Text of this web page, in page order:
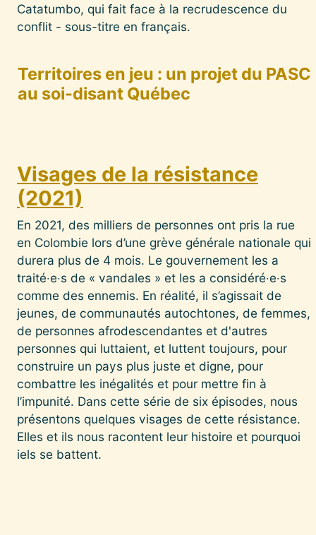
Catatumbo, qui fait face à la recrudescence du
conflit - sous-titre en français.
Territoires en jeu : un projet du PASC
au soi-disant Québec
Visages de la résistance
(2021)
En 2021, des milliers de personnes ont pris la rue
en Colombie lors d’une grève générale nationale qui
durera plus de 4 mois. Le gouvernement les a
traité‧e‧s de « vandales » et les a considéré‧e‧s
comme des ennemis. En réalité, il s’agissait de
jeunes, de communautés autochtones, de femmes,
de personnes afrodescendantes et d'autres
personnes qui luttaient, et luttent toujours, pour
construire un pays plus juste et digne, pour
combattre les inégalités et pour mettre fin à
l’impunité. Dans cette série de six épisodes, nous
présentons quelques visages de cette résistance.
Elles et ils nous racontent leur histoire et pourquoi
iels se battent.